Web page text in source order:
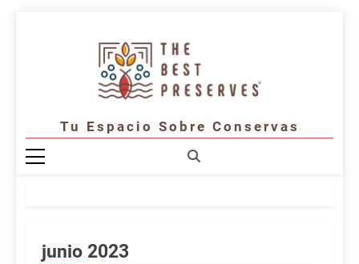
Tu Espacio Sobre Conservas
junio 2023